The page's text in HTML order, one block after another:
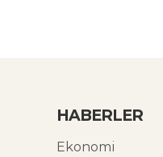
HABERLER
Ekonomi